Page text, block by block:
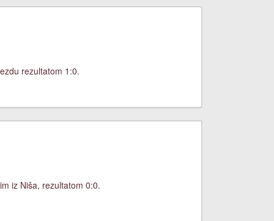
rezultatom 1:0.
iz Niša, rezultatom 0:0.